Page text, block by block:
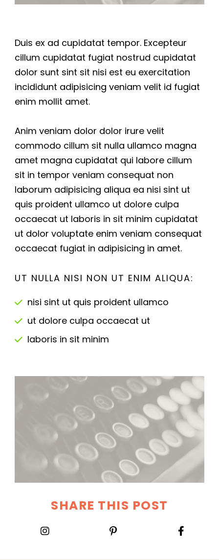
Duis ex ad cupidatat tempor. Excepteur
cillum cupidatat fugiat nostrud cupidatat
dolor sunt sint sit nisi est eu exercitation
incididunt adipisicing veniam velit id fugiat
enim mollit amet.
Anim veniam dolor dolor irure velit
commodo cillum sit nulla ullamco magna
amet magna cupidatat qui labore cillum
sit in tempor veniam consequat non
laborum adipisicing aliqua ea nisi sint ut
quis proident ullamco ut dolore culpa
occaecat ut laboris in sit minim cupidatat
ut dolor voluptate enim veniam consequat
occaecat fugiat in adipisicing in amet.
UT NULLA NISI NON UT ENIM ALIQUA:
nisi sint ut quis proident ullamco
ut dolore culpa occaecat ut
laboris in sit minim
SHARE THIS POST